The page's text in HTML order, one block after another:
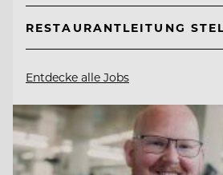
RESTAURANTLEITUNG
Entdecke alle Jobs